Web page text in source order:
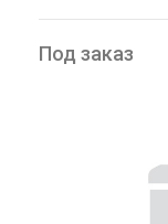
Под заказ